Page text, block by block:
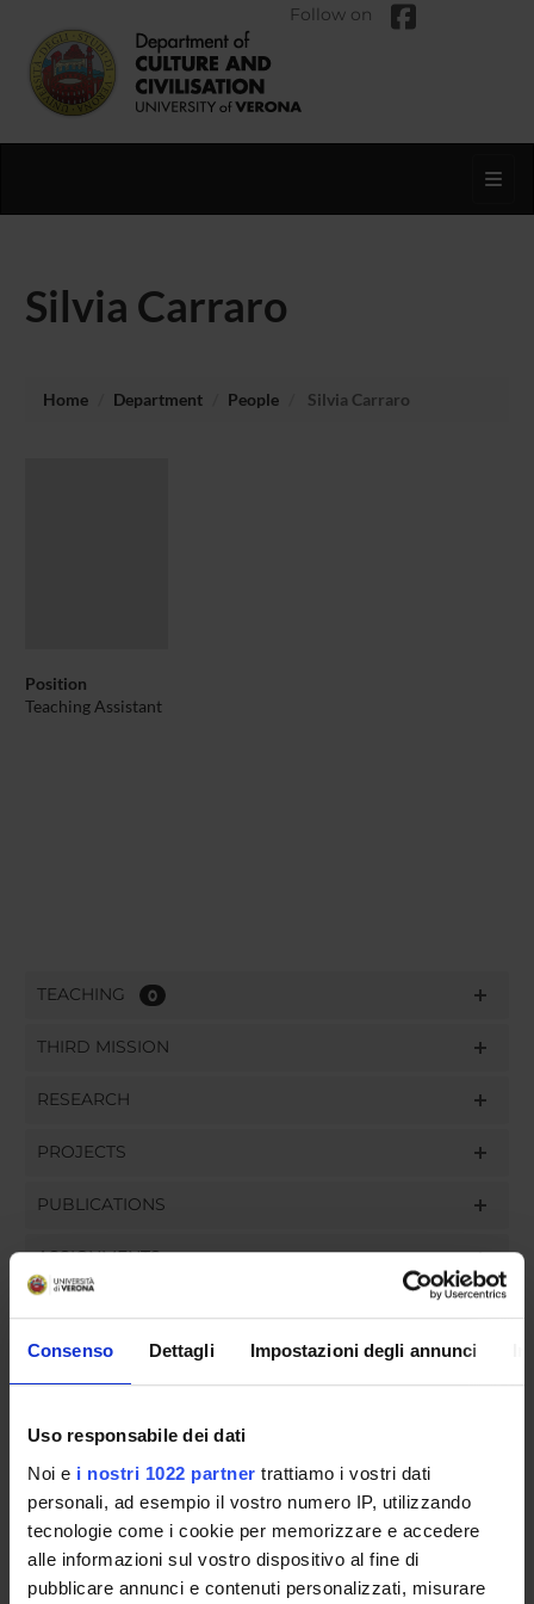
Consenso Dettagli Impostazioni degli annunci
Uso responsabile dei dati
Noi e i nostri 1022 partner trattiamo i vostri dati
personali, ad esempio il vostro numero IP, utilizzando
tecnologie come i cookie per memorizzare e accedere
alle informazioni sul vostro dispositivo al fine di
pubblicare annunci e contenuti personalizzati, misurare
Follow on
Silvia Carraro
Home Department People Silvia Carraro
Position
Teaching Assistant
TEACHING 0
THIRD MISSION
RESEARCH
PROJECTS
PUBLICATIONS
ASSIGNMENTS
ORGANISATION
GOVERNANCE
COMMITTEES
DEPARTMENT ADMINISTRATION OFFICES
STUDENT ADMINISTRATION OFFICES